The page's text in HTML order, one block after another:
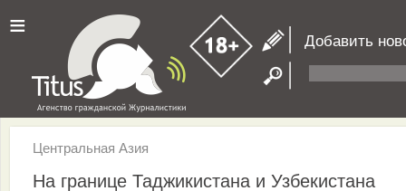
≡ Добавить
Центральная Азия
На границе Таджикистана и Узбекистана